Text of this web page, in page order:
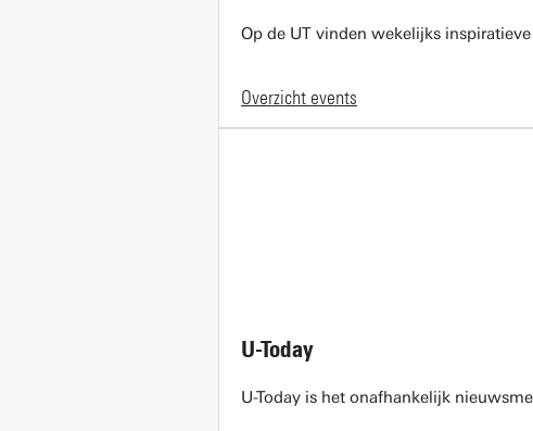
Op de UT vinden wekelijks
Overzicht events
U-Today
U-Today is het onafhankelijk